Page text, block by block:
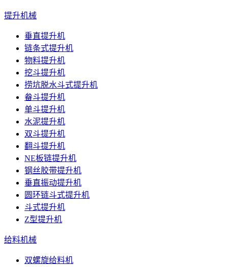
提升机械
垂直提升机
链条式提升机
物料提升机
挖斗提升机
捞坑脱水斗式提升机
畚斗提升机
单斗提升机
水泥提升机
双斗提升机
翻斗提升机
NE板链提升机
钢丝胶带提升机
垂直振动提升机
圆环链斗式提升机
斗式提升机
Z型提升机
给料机械
双螺旋给料机